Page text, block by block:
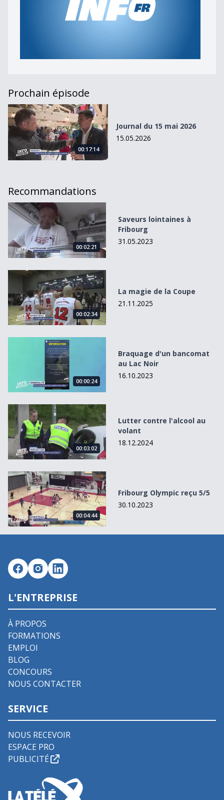
Prochain épisode
Journal du 15 mai 2026
00:17:14
Journal du 15 mai 2026
15.05.2026
Recommandations
Saveurs lointaines à Fribourg
00:02:21
Saveurs lointaines à
Fribourg
31.05.2023
La magie de la Coupe
00:02:34
La magie de la Coupe
21.11.2025
Braquage d&#039;un bancomat au Lac Noir
00:00:24
Braquage d'un bancomat
au Lac Noir
16.10.2023
Lutter contre l&#039;alcool au volant
00:03:02
Lutter contre l'alcool au
volant
18.12.2024
Fribourg Olympic reçu 5/5
00:04:44
Fribourg Olympic reçu 5/5
30.10.2023
L'ENTREPRISE
À PROPOS
FORMATIONS
EMPLOI
BLOG
CONCOURS
NOUS CONTACTER
SERVICE
NOUS RECEVOIR
ESPACE PRO
PUBLICITÉ